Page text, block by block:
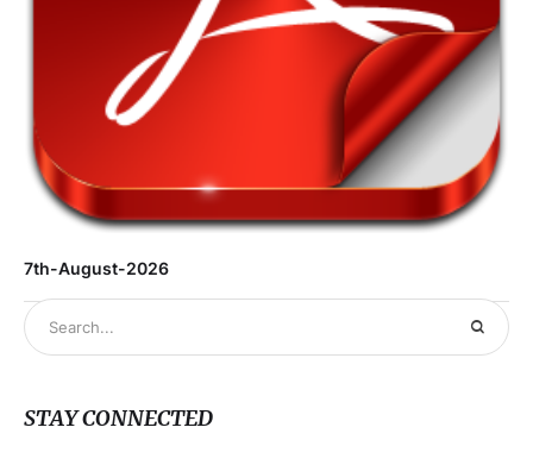
7th-August-2026
STAY CONNECTED